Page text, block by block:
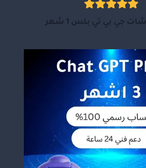
جي بي تي بلس 1 شهر